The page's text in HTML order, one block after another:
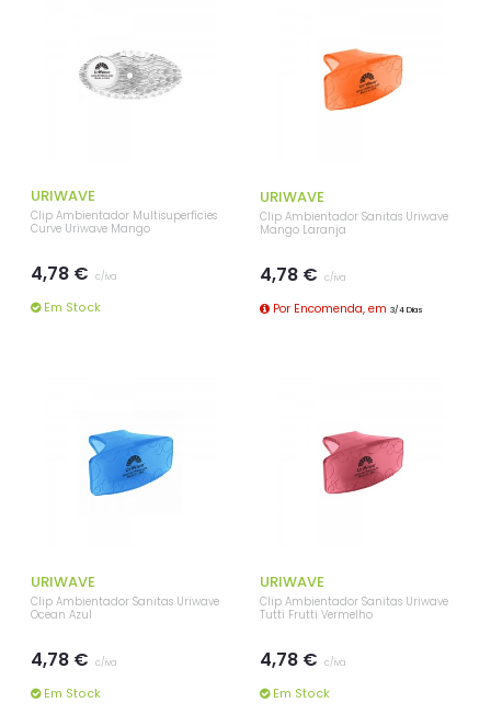
URIWAVE
Clip Ambientador Multisuperfícies
Curve Uriwave Mango
4,78 € c/iva
Em Stock
URIWAVE
Clip Ambientador Sanitas Uriwave
Mango Laranja
4,78 € c/iva
Por Encomenda, em 3/4 Dias
URIWAVE
Clip Ambientador Sanitas Uriwave
Ocean Azul
4,78 € c/iva
Em Stock
URIWAVE
Clip Ambientador Sanitas Uriwave
Tutti Frutti Vermelho
4,78 € c/iva
Em Stock